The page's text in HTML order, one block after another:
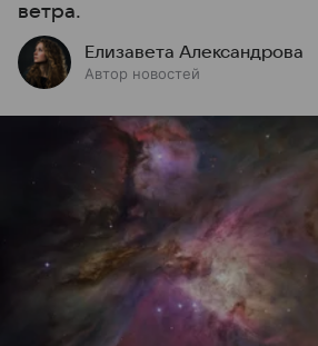
ветра.
Елизавета Александрова
Автор новостей